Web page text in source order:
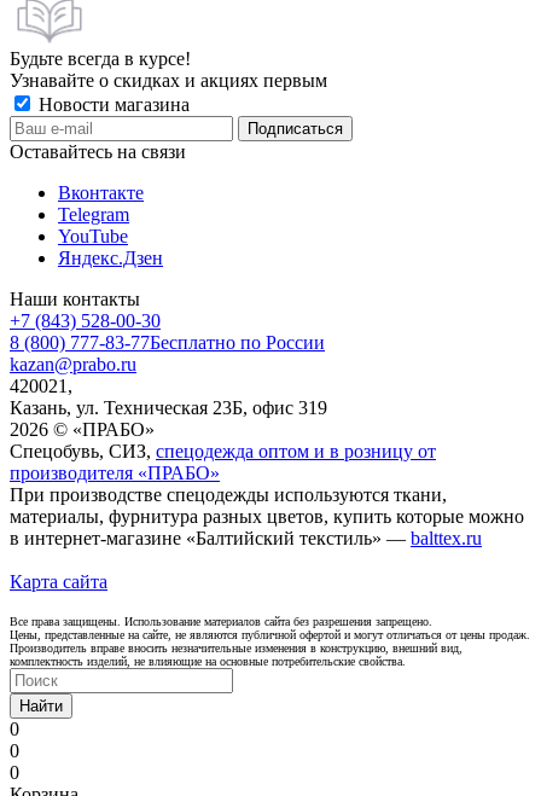
Будьте всегда в курсе!
Узнавайте о скидках и акциях первым
Новости магазина
Оставайтесь на связи
Вконтакте
Telegram
YouTube
Яндекс.Дзен
Наши контакты
+7 (843) 528-00-30
8 (800) 777-83-77Бесплатно по России
kazan@prabo.ru
420021,
Казань, ул. Техническая 23Б, офис 319
2026 © «ПРАБО»
Спецобувь, СИЗ, спецодежда оптом и в розницу от
производителя «ПРАБО»
При производстве спецодежды используются ткани,
материалы, фурнитура разных цветов, купить которые можно
в интернет-магазине «Балтийский текстиль» — balttex.ru
Карта сайта
Все права защищены. Использование материалов сайта без разрешения запрещено.
Цены, представленные на сайте, не являются публичной офертой и могут отличаться от цены продаж.
Производитель вправе вносить незначительные изменения в конструкцию, внешний вид,
комплектность изделий, не влияющие на основные потребительские свойства.
Найти
0
0
0